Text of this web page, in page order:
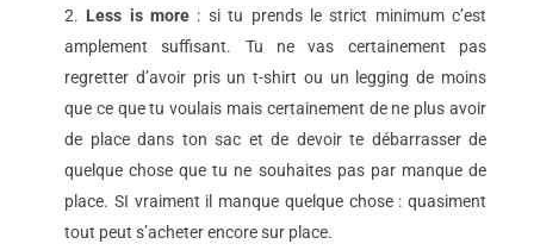
Less is more : si tu prends le strict minimum c’est
amplement suffisant. Tu ne vas certainement pas
regretter d’avoir pris un t-shirt ou un legging de moins
que ce que tu voulais mais certainement de ne plus avoir
de place dans ton sac et de devoir te débarrasser de
quelque chose que tu ne souhaites pas par manque de
place. SI vraiment il manque quelque chose : quasiment
tout peut s’acheter encore sur place.